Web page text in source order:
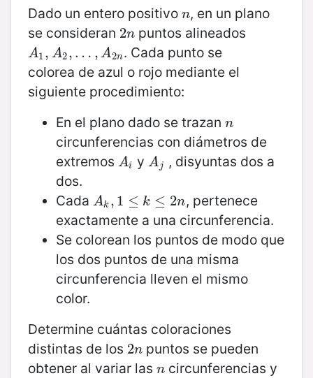
Dado un entero positivo n
n, en un plano
se consideran 2n
2n puntos alineados
A1, A2, … , A2n
A1 A2,… A2n
. Cada punto se
colorea de azul o rojo mediante el
siguiente procedimiento:
En el plano dado se trazan n
n
circunferencias con diámetros de
extremos Ai
Ai y A j
Aj , disyuntas dos a
dos.
Cada Ak , 1 ≤ k ≤ 2n
Ak1 ≤ k≤ 2 n
, pertenece
exactamente a una circunferencia.
Se colorean los puntos de modo que
los dos puntos de una misma
circunferencia lleven el mismo
color.
Determine cuántas coloraciones
distintas de los 2n
2n puntos se pueden
obtener al variar las n
n circunferencias y